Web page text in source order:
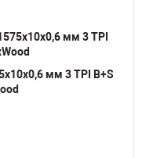
мм 3 TPI B+S